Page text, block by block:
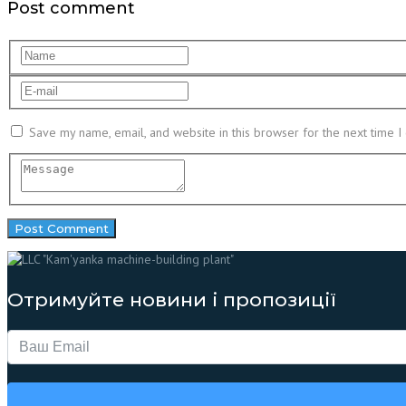
Post comment
Save my name, email, and website in this browser for the next time I
Отримуйте новини і пропозиції